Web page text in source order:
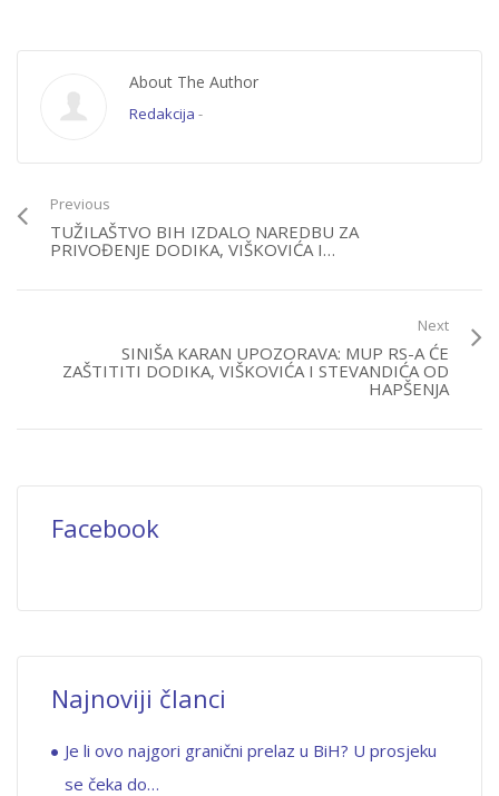
About The Author
Redakcija -
Previous
TUŽILAŠTVO BIH IZDALO NAREDBU ZA
PRIVOĐENJE DODIKA, VIŠKOVIĆA I…
Next
SINIŠA KARAN UPOZORAVA: MUP RS-A ĆE
ZAŠTITITI DODIKA, VIŠKOVIĆA I STEVANDIĆA OD
HAPŠENJA
Facebook
Najnoviji članci
Je li ovo najgori granični prelaz u BiH? U prosjeku
se čeka do…